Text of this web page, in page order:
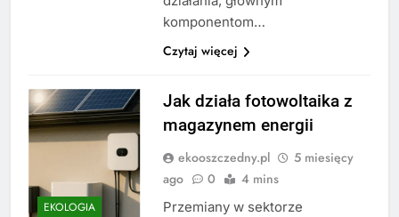
komponentom…
Czytaj więcej
EKOLOGIA
Jak działa fotowoltaika z
magazynem energii
ekooszczedny.pl
5 miesięcy
ago
0 4 mins
Przemiany w sektorze